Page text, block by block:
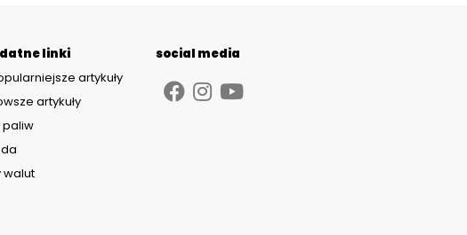
linki
artykuły
artykuły
paliw
walut
social media